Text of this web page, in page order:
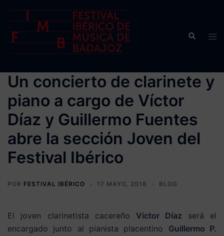
contenido
Buscar
Un concierto de clarinete y
piano a cargo de Víctor
Díaz y Guillermo Fuentes
abre la sección Joven del
Festival Ibérico
POR FESTIVAL IBÉRICO 17 MAYO, 2016 BLOG
El joven clarinetista cacereño Víctor Díaz será el
encargado junto al pianista placentino Guillermo P.